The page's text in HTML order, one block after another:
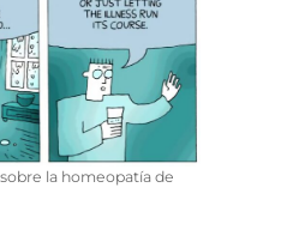
la homeopatía de